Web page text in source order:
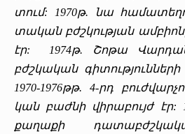
տում:
1970թ. նա
տա­կան բժշկութ­յան
էր:
1974թ. ­Շո­թա
բժշկա­կան գի­տութ­յուն­նե­րի
1970-1976թթ. 4-րդ
կան բաժ­նի վի­րա­բույժ էր:
քա­ղա­քի